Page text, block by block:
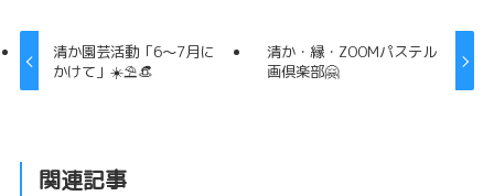
清か園芸活動「6〜7月に
かけて」☀️⛱👒
清か・縁・ZOOMパステル
画倶楽部🤗
関連記事